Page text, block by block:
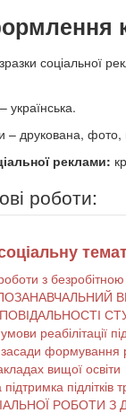
соціальної
українська.
друкована, фото,
реклами:
роботи:
роботи з
реабілітації
засади формування
вищої освіти
підлітків
РОБОТИ З